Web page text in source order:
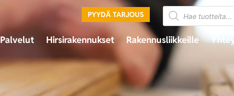
PYYDÄ TARJOUS
Palvelut Hirsirakennukset Rakennusliikkeille